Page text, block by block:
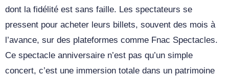
dont la fidélité est sans faille. Les spectateurs se
pressent pour acheter leurs billets, souvent des mois à
l’avance, sur des plateformes comme Fnac Spectacles.
Ce spectacle anniversaire n’est pas qu’un simple
concert, c’est une immersion totale dans un patrimoine